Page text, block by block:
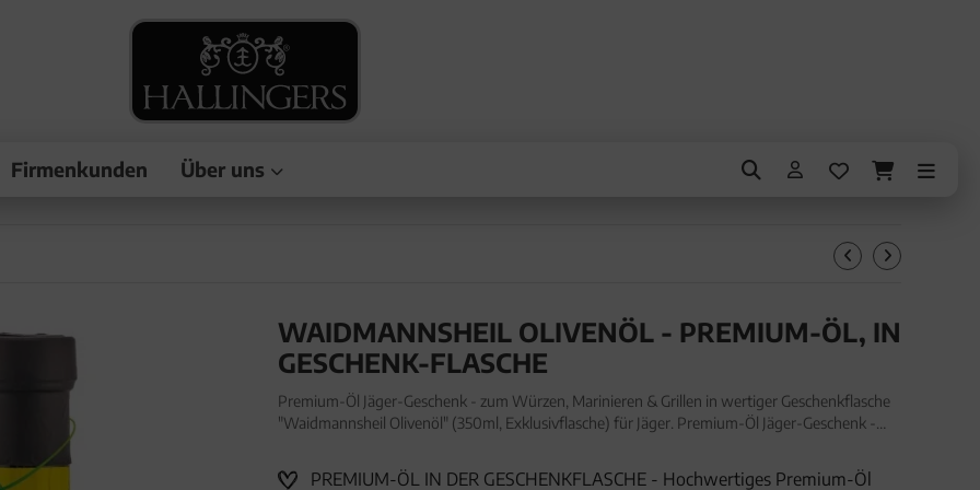
Firmenkunden Über uns
WAIDMANNSHEIL OLIVENÖL - PREMIUM-ÖL, IN
GESCHENK-FLASCHE
Premium-Öl Jäger-Geschenk - zum Würzen, Marinieren & Grillen in wertiger Geschenkflasche
"Waidmannsheil Olivenöl" (350ml, Exklusivflasche) für Jäger. Premium-Öl Jäger-Geschenk -
PREMIUM-ÖL IN DER GESCHENKFLASCHE - Hochwertiges Premium-Öl